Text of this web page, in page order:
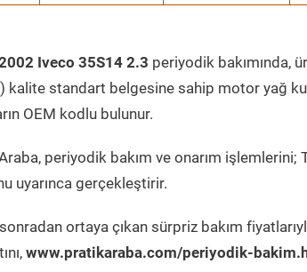
Iveco 35S14 2.3 periyodik bakımında,
kalite standart belgesine sahip motor yağ
OEM kodlu bulunur.
periyodik bakım ve onarım
uyarınca gerçekleştirir.
ortaya çıkan sürpriz bakım
www.pratikaraba.com/periyodik-